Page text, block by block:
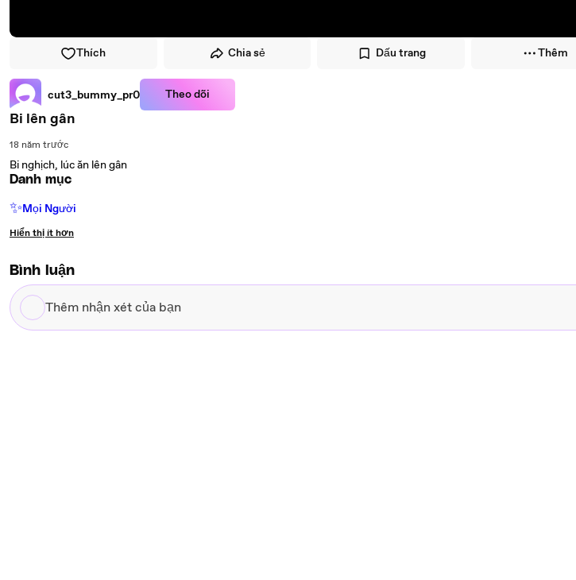
Thích Chia sẻ Dấu trang Thêm
cut3_bummy_pr0 Theo dõi
Bi lên gân
18 năm trước
Bi nghịch, lúc ăn lên gân
Danh mục
✨Mọi Người
Hiển thị ít hơn
Bình luận
Thêm
nhận